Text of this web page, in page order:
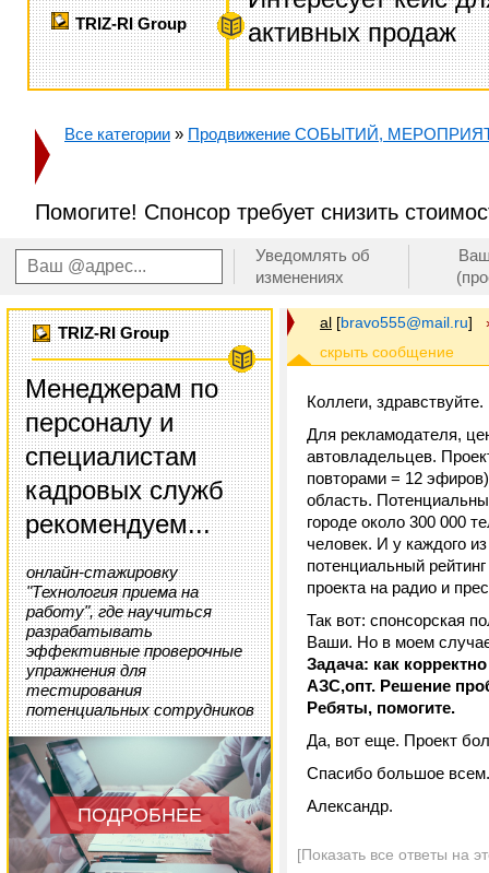
TRIZ-RI Group
активных продаж
Все категории » Продвижение СОБЫТИЙ,
Помогите! Спонсор требует снизить
Уведомлять об
изменениях
TRIZ-RI Group
Менеджерам по
персоналу и
специалистам
кадровых служб
рекомендуем...
онлайн-стажировку
"Технология приема на
работу", где научиться
разрабатывать
эффективные проверочные
упражнения для
тестирования
потенциальных сотрудников
ПОДРОБНЕЕ
al [bravo555@mail.ru]
Коллеги, здравствуйте.
Для рекламодателя,
автовладельцев.
повторами = 12
область.
городе около 300 000
человек. И у каждого
потенциальный
проекта на радио и
Так вот: спонсорская
Ваши. Но в моем
Задача: как
АЗС,опт. Решение
Ребяты, помогите.
Да, вот еще. Проект
Спасибо большое всем.
Александр.
[Показать все ответы на